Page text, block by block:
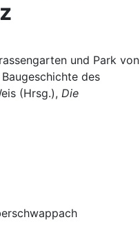
und Park von
des
(Hrsg.), Die